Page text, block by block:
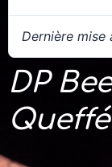
Dernière mise
DP